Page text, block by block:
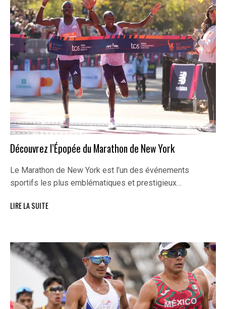
Découvrez l’Épopée du Marathon de New York
Le Marathon de New York est l’un des événements
sportifs les plus emblématiques et prestigieux…
LIRE LA SUITE